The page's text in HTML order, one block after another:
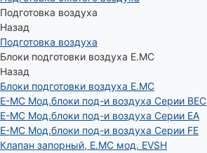
Подготовка воздуха
Назад
Подготовка воздуха
Блоки подготовки воздуха E.MC
Назад
Блоки подготовки воздуха E.MC
E-MC Мод.блоки под-и воздуха Серии BEC
E-MC Мод.блоки под-и воздуха Серии EA
E-MC Мод.блоки под-и воздуха Серии FE
Клапан запорный, E.MC мод. EVSH